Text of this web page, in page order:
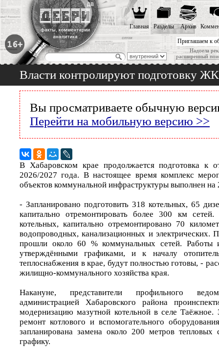
Приглашаем к
Надоела
расширенный
Главная Разделы Архив
Власти контролируют подготовку
Вы просматриваете обычную
Перейти на мобильную версию >>
В Хабаровском крае продолжается подготовка к
2026/2027 года. В настоящее время комплекс
объектов коммунальной инфраструктуры выполнен на
- Запланировано подготовить 318 котельных, 65
капитально отремонтировать более 300 км
котельных, капитально отремонтировано 70
водопроводных, канализационных и электрических.
прошли около 60 % коммунальных сетей. Работы
утверждёнными графиками, и к началу
теплоснабжения в крае, будут полностью готовы, -
жилищно-коммунального хозяйства края.
Накануне, представители профильного
администрацией Хабаровского района
модернизацию мазутной котельной в селе Таёжное.
ремонт котлового и вспомогательного
запланирована замена около 200 метров тепловых
графику.